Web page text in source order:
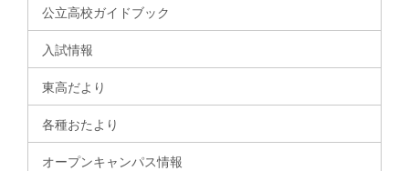
公立高校ガイドブック
入試情報
東高だより
各種おたより
オープンキャンパス情報